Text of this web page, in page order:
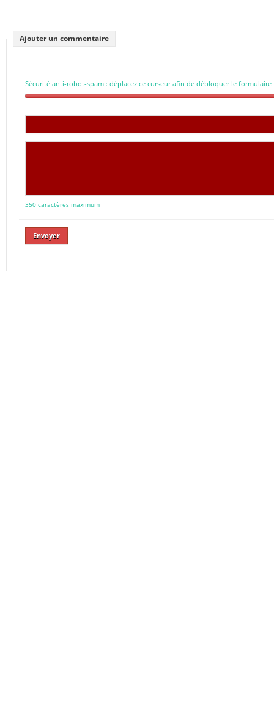
Ajouter un commentaire
Sécurité anti-robot-spam : déplacez ce curseur afin de débloquer le formulaire
350 caractères maximum
Envoyer